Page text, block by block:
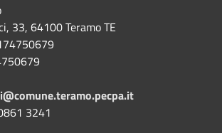
33, 64100 Teramo TE
3241